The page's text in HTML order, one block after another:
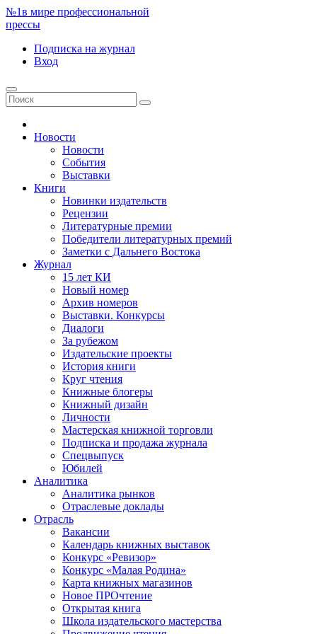
№1в мире профессиональной
прессы
Подписка на журнал
Вход
Новости
Новости
События
Выставки
Книги
Новинки издательств
Рецензии
Литературные премии
Победители литературных премий
Заметки с Дальнего Востока
Журнал
15 лет КИ
Новый номер
Архив номеров
Выставки. Конкурсы
Диалоги
За рубежом
Издательские проекты
История книги
Круг чтения
Книжные блогеры
Книжный дизайн
Личности
Мастерская книжной торговли
Подписка и продажа журнала
Спецвыпуск
Юбилей
Аналитика
Аналитика рынков
Отраслевые доклады
Отрасль
Вакансии
Календарь книжных выставок
Конкурс «Ревизор»
Конкурс «Малая Родина»
Карта книжных магазинов
Новое ПРОчтение
Открытая книга
Школа издательского мастерства